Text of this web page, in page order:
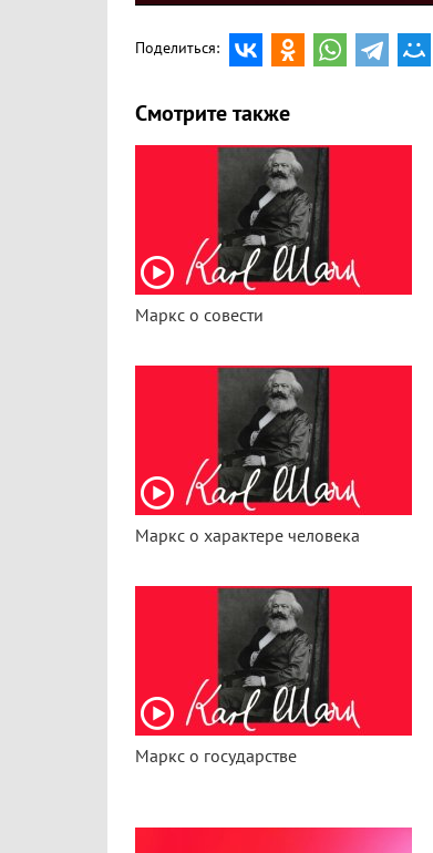
Поделиться:
Смотрите также
Маркс о совести
Маркс о характере человека
Маркс о государстве